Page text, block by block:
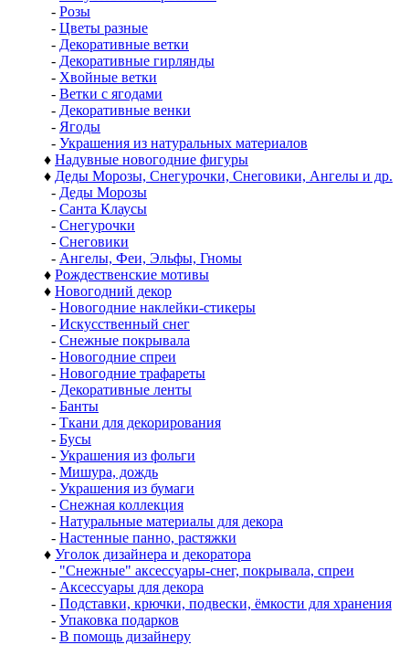
- Розы
- Цветы разные
- Декоративные ветки
- Декоративные гирлянды
- Хвойные ветки
- Ветки с ягодами
- Декоративные венки
- Ягоды
- Украшения из натуральных материалов
♦ Надувные новогодние фигуры
♦ Деды Морозы, Снегурочки, Снеговики, Ангелы и др.
- Деды Морозы
- Санта Клаусы
- Снегурочки
- Снеговики
- Ангелы, Феи, Эльфы, Гномы
♦ Рождественские мотивы
♦ Новогодний декор
- Новогодние наклейки-стикеры
- Искусственный снег
- Снежные покрывала
- Новогодние спреи
- Новогодние трафареты
- Декоративные ленты
- Банты
- Ткани для декорирования
- Бусы
- Украшения из фольги
- Мишура, дождь
- Украшения из бумаги
- Снежная коллекция
- Натуральные материалы для декора
- Настенные панно, растяжки
♦ Уголок дизайнера и декоратора
- "Снежные" аксессуары-снег, покрывала, спреи
- Аксессуары для декора
- Подставки, крючки, подвески, ёмкости для хранения
- Упаковка подарков
- В помощь дизайнеру